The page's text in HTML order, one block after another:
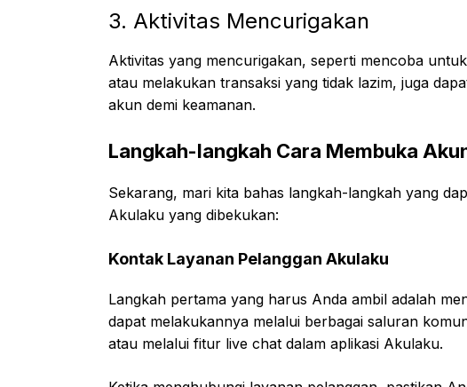
3. Aktivitas Mencurigakan
Aktivitas yang mencurigakan, seperti mencoba
atau melakukan transaksi yang tidak lazim, juga
akun demi keamanan.
Langkah-langkah Cara Membuka
Sekarang, mari kita bahas langkah-langkah yang
Akulaku yang dibekukan:
Kontak Layanan Pelanggan Akulaku
Langkah pertama yang harus Anda ambil adalah
dapat melakukannya melalui berbagai saluran
atau melalui fitur live chat dalam aplikasi Akulaku.